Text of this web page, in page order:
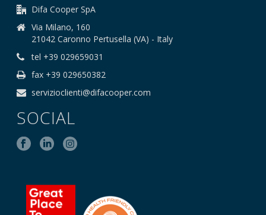
Difa Cooper SpA
Via Milano, 160
21042 Caronno Pertusella (VA) - Italy
tel +39 029659031
fax +39 029650382
servizioclienti@difacooper.com
SOCIAL